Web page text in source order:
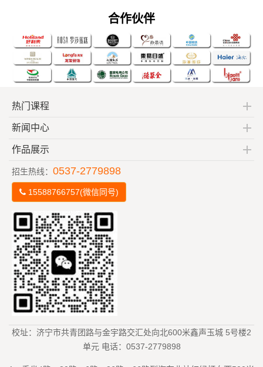
合作伙伴
热门课程
新闻中心
作品展示
招生热线： 0537-2779898
15588766757(微信同号)
校址：济宁市共青团路与金宇路交汇处向北600米鑫声玉城 5号楼2
单元 电话：0537-2779898